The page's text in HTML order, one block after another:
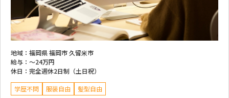
地域： 福岡県 福岡市 久留米市
給与： ～24万円
休日： 完全週休2日制（土日祝）
学歴不問 服装自由 髪型自由